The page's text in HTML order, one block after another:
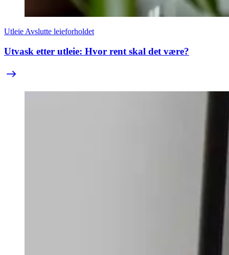
Utleie Avslutte leieforholdet
Utvask etter utleie: Hvor rent skal det være?